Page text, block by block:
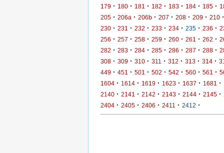
179 · 180 · 181 · 182 · 183 · 184 · 185 ·
205 · 206a · 206b · 207 · 208 · 209 · 210 ·
230 · 231 · 232 · 233 · 234 · 235 · 236 ·
256 · 257 · 258 · 259 · 260 · 261 · 262 ·
282 · 283 · 284 · 285 · 286 · 287 · 288 ·
308 · 309 · 310 · 311 · 312 · 313 · 314 ·
449 · 451 · 501 · 502 · 542 · 560 · 561 ·
1604 · 1614 · 1619 · 1623 · 1637 · 1681 ·
2140 · 2141 · 2142 · 2143 · 2144 · 2145 ·
2404 · 2405 · 2406 · 2411 · 2412 ·